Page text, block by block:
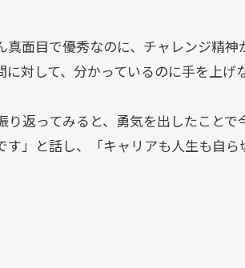
真面目で優秀なのに、チャレンジ精
に対して、分かっているのに手を上
り返ってみると、勇気を出したこと
す」と話し、「キャリアも人生も自